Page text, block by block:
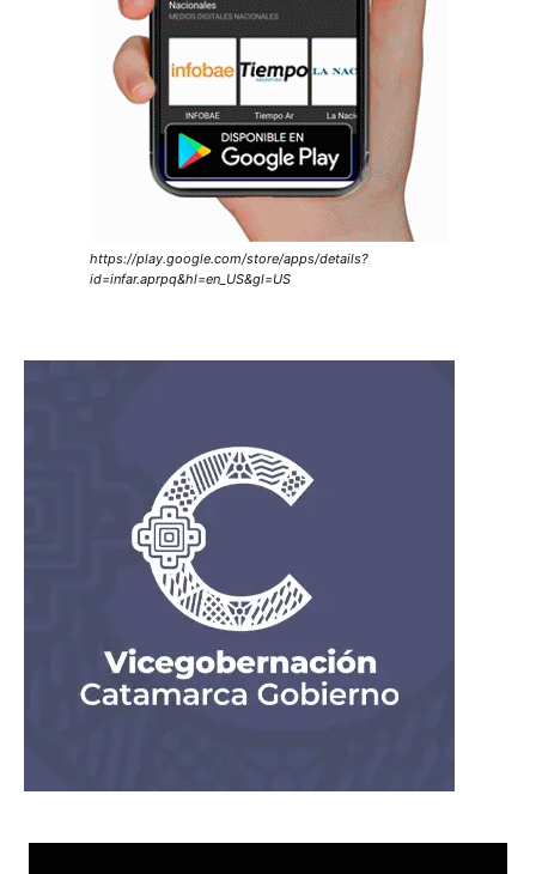
https://play.google.com/store/apps/details?
id=infar.aprpq&hl=en_US&gl=US